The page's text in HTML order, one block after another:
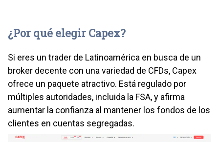
¿Por qué elegir Capex?
Si eres un trader de Latinoamérica en busca de un
broker decente con una variedad de CFDs, Capex
ofrece un paquete atractivo. Está regulado por
múltiples autoridades, incluida la FSA, y afirma
aumentar la confianza al mantener los fondos de los
clientes en cuentas segregadas.